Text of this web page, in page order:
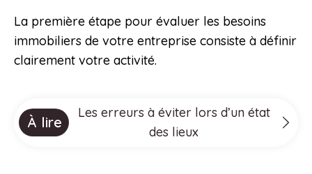
La première étape pour évaluer les besoins
immobiliers de votre entreprise consiste à définir
clairement votre activité.
À lire
Les erreurs à éviter lors d’un état
des lieux